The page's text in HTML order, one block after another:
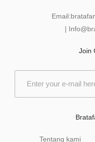
Email:
|
Join
Tentang kami